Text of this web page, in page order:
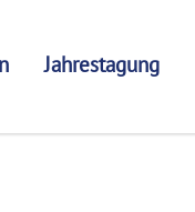
Jahrestagung